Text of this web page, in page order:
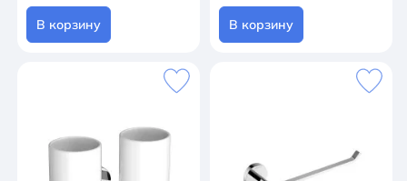
В корзину В корзину